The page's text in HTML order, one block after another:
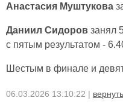
Анастасия Муштукова
Даниил Сидоров занял
с пятым результатом -
Шестым в финале и
06.03.2026 13:10:22 |